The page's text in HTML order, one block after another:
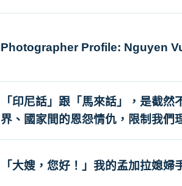
Photographer Profile: Nguyen
「印尼話」跟「馬來話」，是截
界、國家間的恩怨情仇，限制我們
「大嫂，您好！」我的孟加拉媳婦